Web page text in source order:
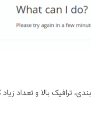
ترافیک بالا و تعداد